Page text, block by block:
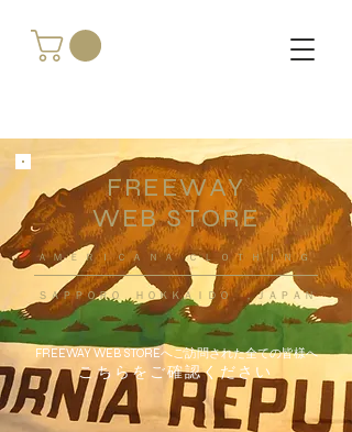
FREEWAY
WEB STORE
​ＡＭＥＲＩＣＡＮＡ ＣＬＯＴＨＩＮＧ
ＳＡＰＰＯＲＯ ＨＯＫＫＡＩＤＯ ，ＪＡＰＡＮ
FREEWAY WEB STOREへご訪問された全ての皆様へ
こちらをご確認ください